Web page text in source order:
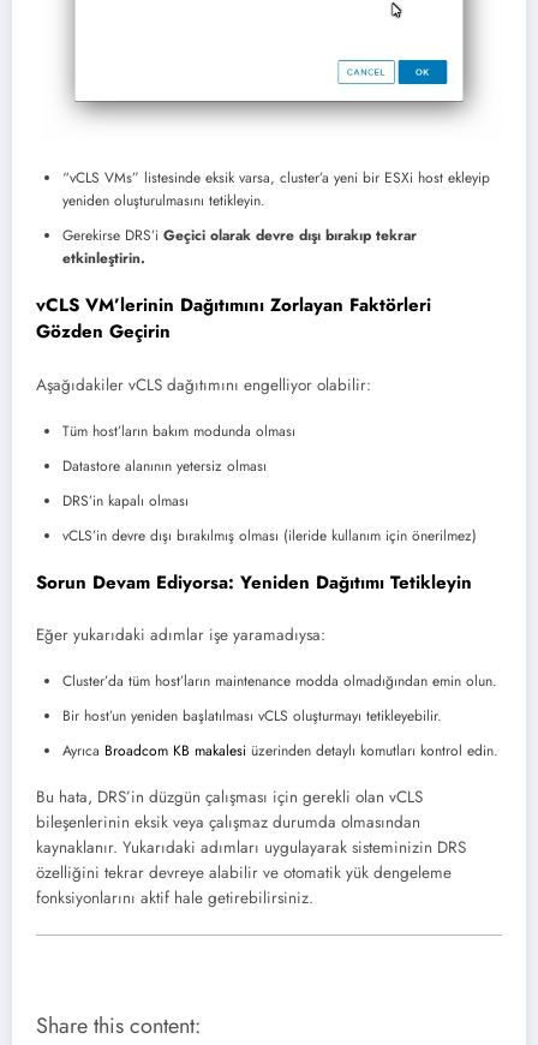
“vCLS VMs” listesinde eksik varsa, cluster’a yeni bir ESXi host ekleyip
yeniden oluşturulmasını tetikleyin.
Gerekirse DRS’i Geçici olarak devre dışı bırakıp tekrar
etkinleştirin.
vCLS VM’lerinin Dağıtımını Zorlayan Faktörleri
Gözden Geçirin
Aşağıdakiler vCLS dağıtımını engelliyor olabilir:
Tüm host’ların bakım modunda olması
Datastore alanının yetersiz olması
DRS’in kapalı olması
vCLS’in devre dışı bırakılmış olması (ileride kullanım için önerilmez)
Sorun Devam Ediyorsa: Yeniden Dağıtımı Tetikleyin
Eğer yukarıdaki adımlar işe yaramadıysa:
Cluster’da tüm host’ların maintenance modda olmadığından emin olun.
Bir host’un yeniden başlatılması vCLS oluşturmayı tetikleyebilir.
Ayrıca Broadcom KB makalesi üzerinden detaylı komutları kontrol edin.
Bu hata, DRS’in düzgün çalışması için gerekli olan vCLS
bileşenlerinin eksik veya çalışmaz durumda olmasından
kaynaklanır. Yukarıdaki adımları uygulayarak sisteminizin DRS
özelliğini tekrar devreye alabilir ve otomatik yük dengeleme
fonksiyonlarını aktif hale getirebilirsiniz.
Share this content: